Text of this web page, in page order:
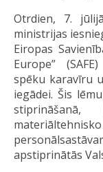
Otrdien, 7.
ministrijas
Eiropas
Europe”
spēku karavīru
iegādei. Šis
stiprināšanā,
apstiprinātās